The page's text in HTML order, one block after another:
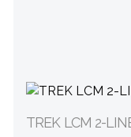
TREK LCM 2-